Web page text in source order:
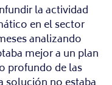
la actividad
en el sector
analizando
mejor a un plan
profundo de las